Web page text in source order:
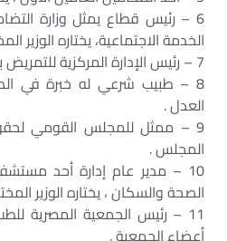
6 – رئيس قطاع يمثل وزارة
الخدمة الاجتماعية، يختاره الوزير
7 – رئيس الإدارة المركزية للتمريض بوزارة الصحة والسكان .
8 – طبيب شرعي له خبرة في
العدل .
9 – ممثل للمجلس القومي
المجلس .
10 – مدير عام إدارة أحد
الصحة والسكان ، يختاره الوزير
11 – رئيس الجمعية المصرية
أعضاء الجمعية .